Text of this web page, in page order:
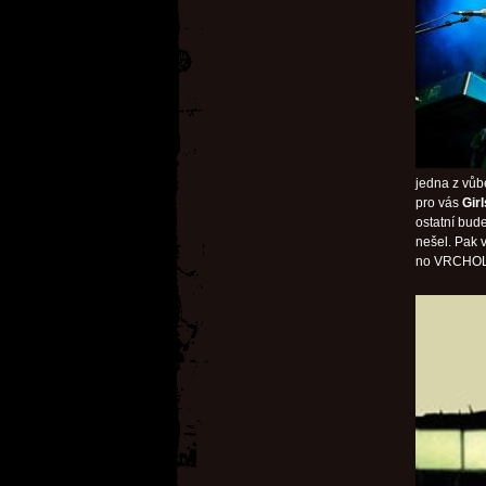
jedna z
pro vás
ostatní
nešel. Pak
no